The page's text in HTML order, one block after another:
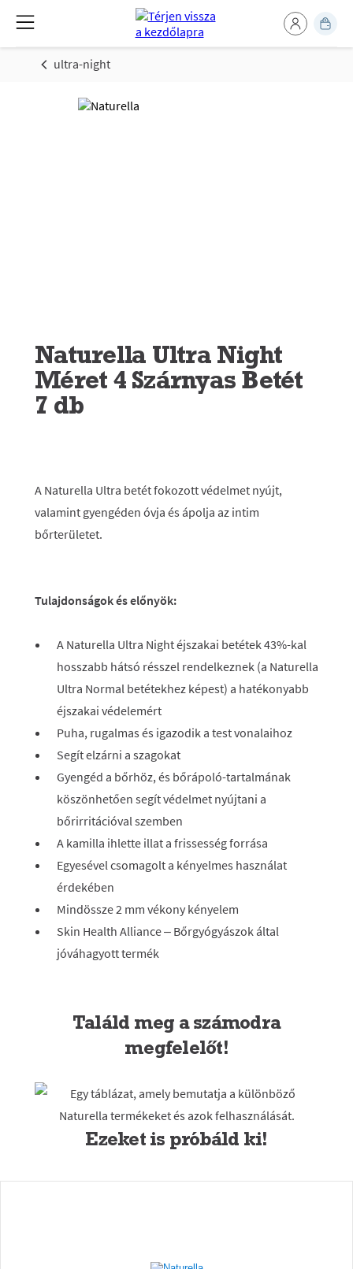
ultra-night
Naturella Ultra Night
Méret 4 Szárnyas Betét
7 db
A Naturella Ultra betét fokozott védelmet nyújt,
valamint gyengéden óvja és ápolja az intim
bőrterületet.
Tulajdonságok és előnyök:
A Naturella Ultra Night éjszakai betétek 43%-kal
hosszabb hátsó résszel rendelkeznek (a Naturella
Ultra Normal betétekhez képest) a hatékonyabb
éjszakai védelemért
Puha, rugalmas és igazodik a test vonalaihoz
Segít elzárni a szagokat
Gyengéd a bőrhöz, és bőrápoló-tartalmának
köszönhetően segít védelmet nyújtani a
bőrirritációval szemben
A kamilla ihlette illat a frissesség forrása
Egyesével csomagolt a kényelmes használat
érdekében
Mindössze 2 mm vékony kényelem
Skin Health Alliance – Bőrgyógyászok által
jóváhagyott termék
Találd meg a számodra
megfelelőt!
Ezeket is próbáld ki!